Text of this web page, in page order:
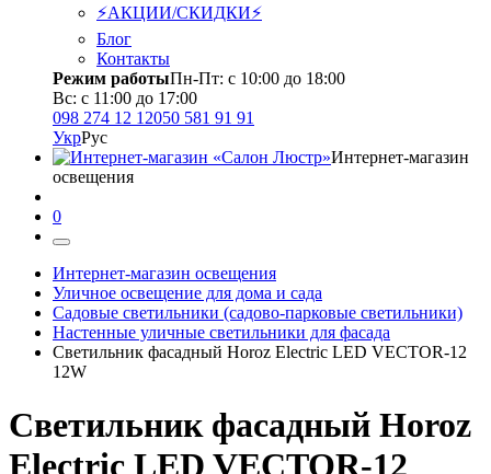
⚡АКЦИИ/СКИДКИ⚡
Блог
Контакты
Режим работыПн-Пт: с 10:00 до 18:00
Вс: с 11:00 до 17:00
098 274 12 12050 581 91 91
УкрРус
Интернет-магазин
освещения
0
Интернет-магазин освещения
Уличное освещение для дома и сада
Садовые светильники (садово-парковые светильники)
Настенные уличные светильники для фасада
Светильник фасадный Horoz Electric LED VECTOR-12
12W
Светильник фасадный Horoz
Electric LED VECTOR-12